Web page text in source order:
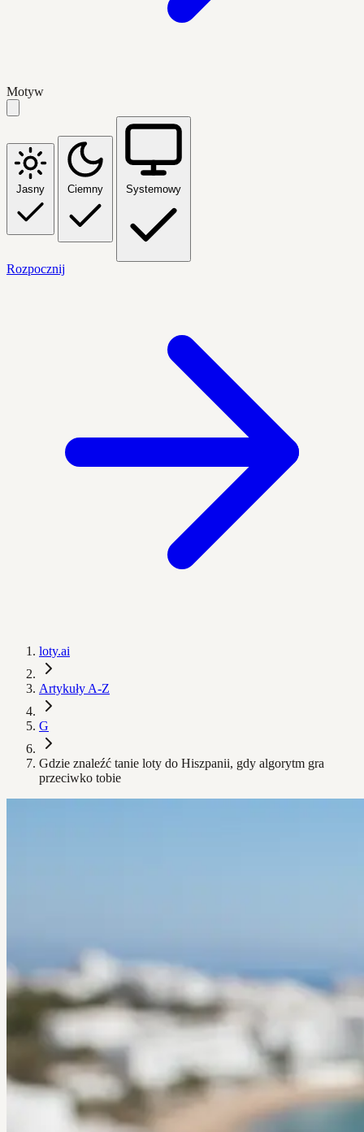
Motyw
Jasny Ciemny Systemowy
Rozpocznij
loty.ai
Artykuły A-Z
G
Gdzie znaleźć tanie loty do Hiszpanii, gdy algorytm gra
przeciwko tobie